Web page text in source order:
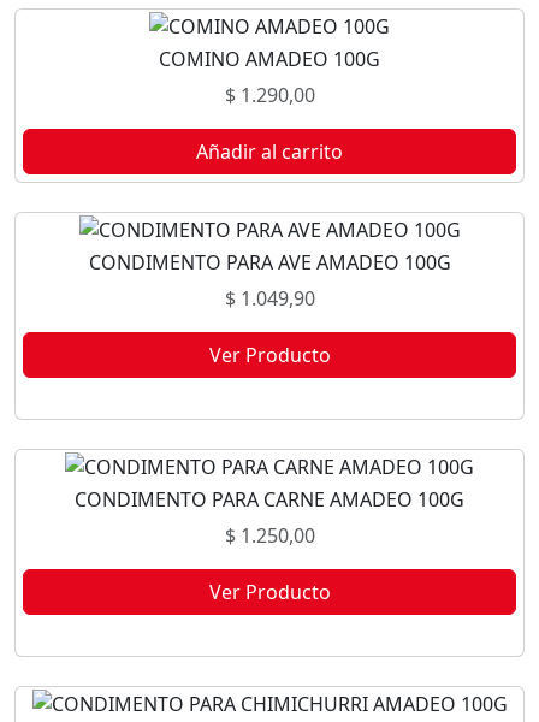
COMINO AMADEO 100G
$1.290,00
Añadir al carrito
CONDIMENTO PARA AVE AMADEO 100G
$1.049,90
Ver Producto
CONDIMENTO PARA CARNE AMADEO 100G
$1.250,00
Ver Producto